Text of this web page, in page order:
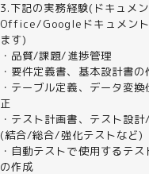
3.下記の実務経験(ドキュメ
Office/Googleドキュメント
ます)
・品質/課題/進捗管理
・要件定義書、基本設計書の
・テーブル定義、データ変
正
・テスト計画書、テスト設
(結合/総合/強化テストなど)
・自動テストで使用するテ
の作成